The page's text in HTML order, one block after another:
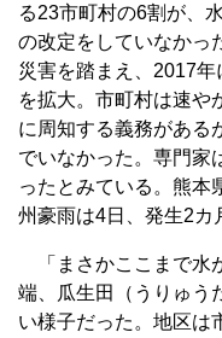
る23市町村の6割が、
の改定をしていなかっ
災害を踏まえ、2017
を拡大。市町村は速や
に周知する義務がある
でいなかった。専門家
ったとみている。熊本
州豪雨は4日、発生2カ
「まさかここまで水
端、瓜生田（うりゅう
い様子だった。地区は